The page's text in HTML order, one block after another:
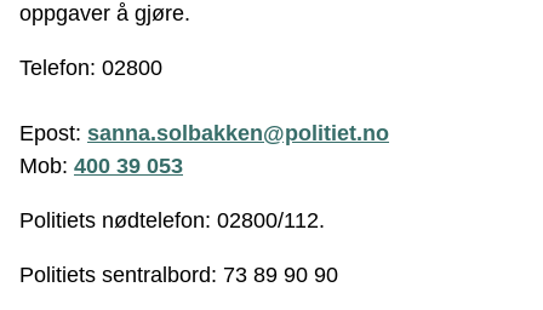
oppgaver å gjøre.
Telefon: 02800
Epost: sanna.solbakken@politiet.no
Mob: 400 39 053
Politiets nødtelefon: 02800/112.
Politiets sentralbord: 73 89 90 90